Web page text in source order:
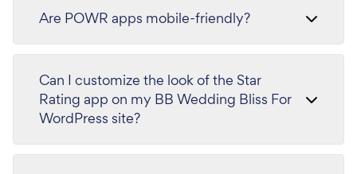
Are POWR apps mobile-friendly?
Can I customize the look of the Star
Rating app on my BB Wedding Bliss For
WordPress site?